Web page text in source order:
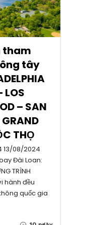
tham
tây
LOS
– SAN
THỌ
13/08/2024
Đài Loan:
TRÌNH
hành đều
quốc gia